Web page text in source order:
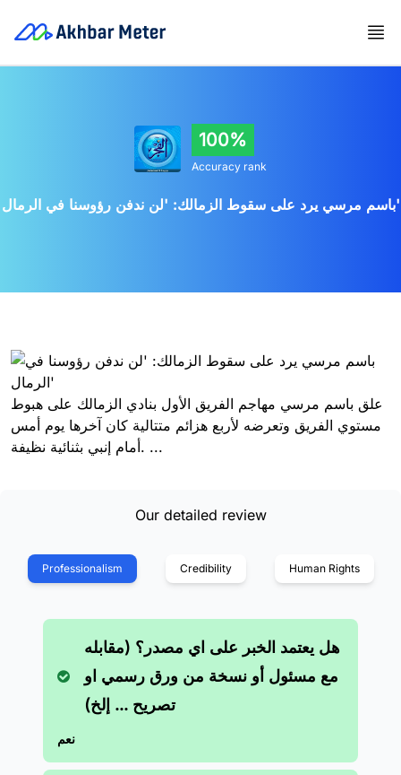
100%
Accuracy rank
باسم مرسي يرد على سقوط الزمالك: 'لن ندفن رؤوسنا في الرمال'
علق باسم مرسي مهاجم الفريق الأول بنادي الزمالك على هبوط
مستوي الفريق وتعرضه لأربع هزائم متتالية كان آخرها يوم أمس
أمام إنبي بثنائية نظيفة. ...
Our detailed review
Professionalism Credibility Human Rights
هل يعتمد الخبر على اي مصدر؟ (مقابله
مع مسئول أو نسخة من ورق رسمي او
تصريح ... إلخ)
نعم